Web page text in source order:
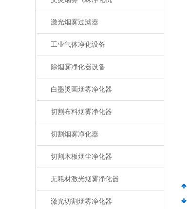
激光烟雾过滤器
工业气体净化设备
除烟雾净化器设备
白墨烫画烟雾净化器
切割布料烟雾净化器
切割烟雾净化器
切割木板烟尘净化器
无耗材激光烟雾净化器
激光切割烟雾净化器